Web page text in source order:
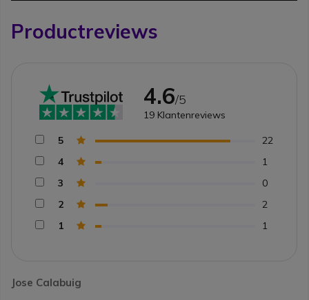
Productreviews
Jose Calabuig
4.6/5
19 Klantenreviews
5
22
4
1
3
0
2
2
1
1